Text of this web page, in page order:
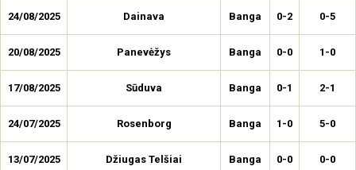
24/08/2025 Dainava Banga 0-2 0-5
20/08/2025 Panevėžys Banga 0-0 1-0
17/08/2025 Sūduva Banga 0-1 2-1
24/07/2025 Rosenborg Banga 1-0 5-0
13/07/2025 Džiugas Telšiai Banga 0-0 0-0